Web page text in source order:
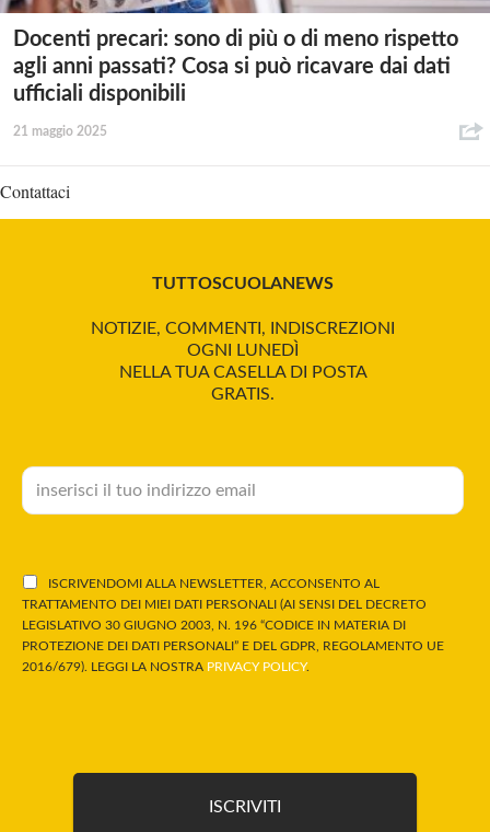
Docenti precari: sono di più o di meno rispetto
agli anni passati? Cosa si può ricavare dai dati
ufficiali disponibili
21 maggio 2025
Contattaci
TUTTOSCUOLANEWS
NOTIZIE, COMMENTI, INDISCREZIONI
OGNI LUNEDÌ
NELLA TUA CASELLA DI POSTA
GRATIS.
ISCRIVENDOMI ALLA NEWSLETTER, ACCONSENTO AL
TRATTAMENTO DEI MIEI DATI PERSONALI (AI SENSI DEL DECRETO
LEGISLATIVO 30 GIUGNO 2003, N. 196 “CODICE IN MATERIA DI
PROTEZIONE DEI DATI PERSONALI” E DEL GDPR, REGOLAMENTO UE
2016/679). LEGGI LA NOSTRA PRIVACY POLICY.